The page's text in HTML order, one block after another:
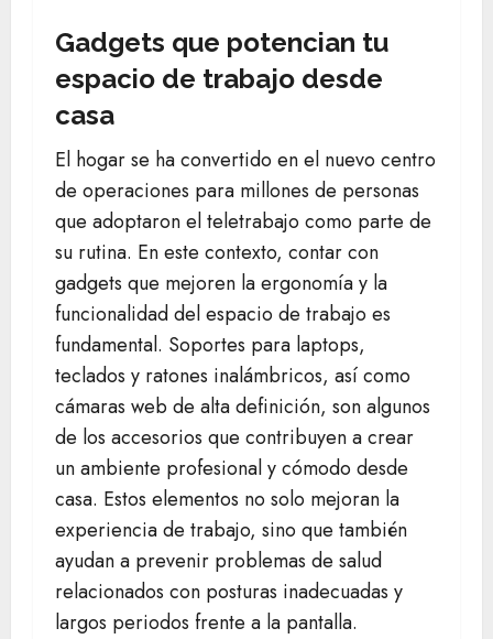
Gadgets que potencian tu
espacio de trabajo desde
casa
El hogar se ha convertido en el nuevo centro
de operaciones para millones de personas
que adoptaron el teletrabajo como parte de
su rutina. En este contexto, contar con
gadgets que mejoren la ergonomía y la
funcionalidad del espacio de trabajo es
fundamental. Soportes para laptops,
teclados y ratones inalámbricos, así como
cámaras web de alta definición, son algunos
de los accesorios que contribuyen a crear
un ambiente profesional y cómodo desde
casa. Estos elementos no solo mejoran la
experiencia de trabajo, sino que también
ayudan a prevenir problemas de salud
relacionados con posturas inadecuadas y
largos periodos frente a la pantalla.